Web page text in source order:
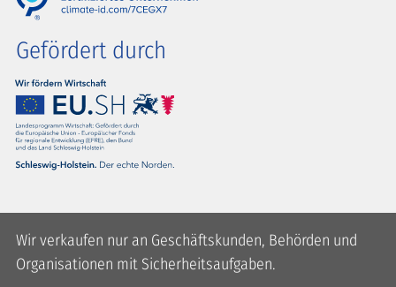
Gefördert durch
Wir verkaufen nur an Geschäftskunden, Behörden und
Organisationen mit Sicherheitsaufgaben.